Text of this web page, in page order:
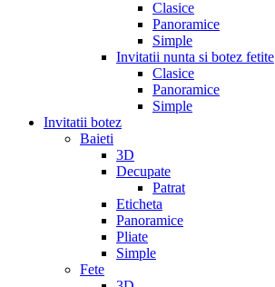
Clasice
Panoramice
Simple
Invitatii nunta si botez fetite
Clasice
Panoramice
Simple
Invitatii botez
Baieti
3D
Decupate
Patrat
Eticheta
Panoramice
Pliate
Simple
Fete